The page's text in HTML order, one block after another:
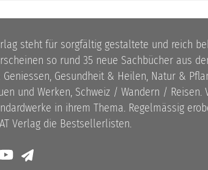
steht für sorgfältig gestaltete und reich
so rund 35 neue Sachbücher aus
Geniessen, Gesundheit & Heilen, Natur &
und Werken, Schweiz / Wandern /
in ihrem Thema. Regelmässig
Verlag die Bestsellerlisten.